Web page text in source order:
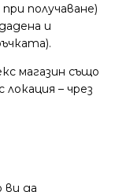
получаване)
и
магазин също
– чрез
ви да